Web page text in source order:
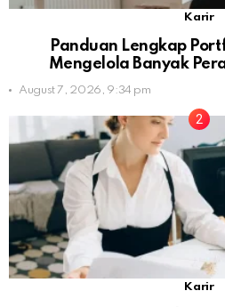
Karir
Panduan Lengkap
Mengelola Banyak
August 7, 2026, 9:34 pm
Karir